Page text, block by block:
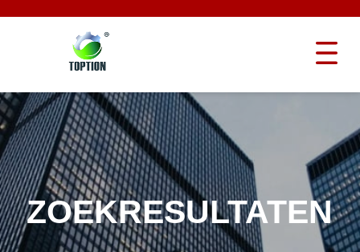
ZOEKRESULTATEN